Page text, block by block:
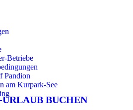
Betriebe
Pandion
am Kurpark-See
URLAUB BUCHEN